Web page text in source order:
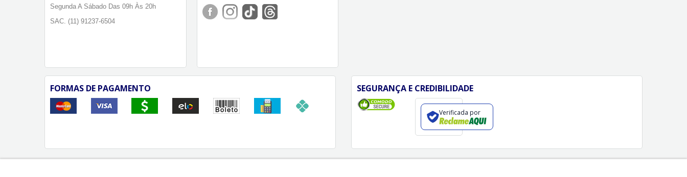
Segunda A Sábado Das 09h Às 20h
SAC. (11) 91237-6504
FORMAS DE PAGAMENTO SEGURANÇA E CREDIBILIDADE
Verificada por